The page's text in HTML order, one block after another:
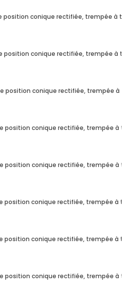
position conique rectifiée, trempée à trou
position conique rectifiée, trempée à trou
position conique rectifiée, trempée à
position conique rectifiée, trempée à
position conique rectifiée, trempée à
position conique rectifiée, trempée à
position conique rectifiée, trempée à
position conique rectifiée, trempée à